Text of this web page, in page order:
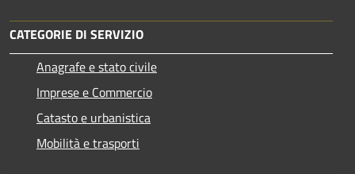
CATEGORIE DI SERVIZIO
Anagrafe e stato civile
Imprese e Commercio
Catasto e urbanistica
Mobilità e trasporti